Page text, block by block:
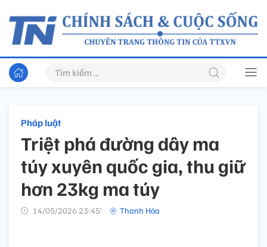
Pháp luật
Triệt phá đường dây ma
túy xuyên quốc gia, thu giữ
hơn 23kg ma túy
14/05/2026 23:45’ Thanh Hóa